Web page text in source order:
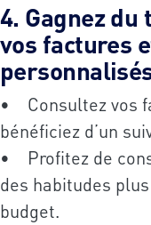
4. Gagnez du
vos factures
• Consultez vos
bénéficiez d’un
• Profitez de
des habitudes
budget.